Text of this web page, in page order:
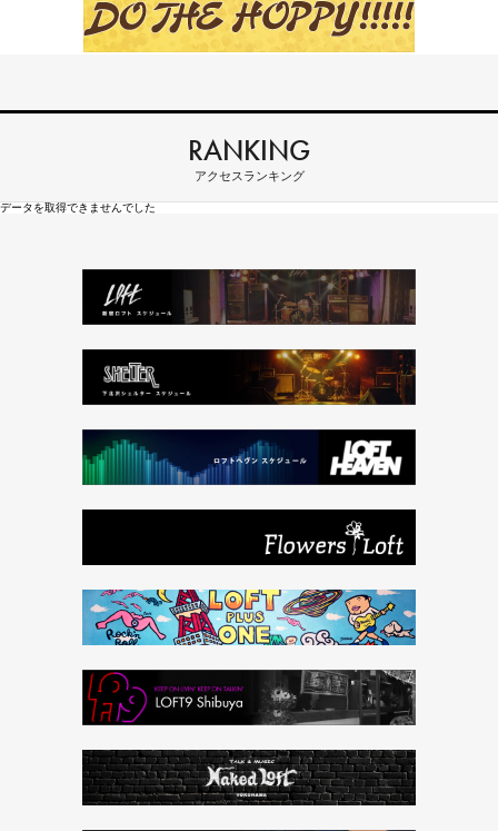
RANKING
アクセスランキング
データを取得できませんでした